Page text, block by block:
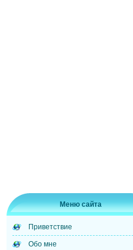
Меню сайта
Приветствие
Обо мне